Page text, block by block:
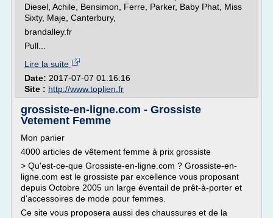
Diesel, Achile, Bensimon, Ferre, Parker, Baby Phat, Miss
Sixty, Maje, Canterbury,
brandalley.fr
Pull...
Lire la suite
Date: 2017-07-07 01:16:16
Site : http://www.toplien.fr
grossiste-en-ligne.com - Grossiste
Vetement Femme
Mon panier
4000 articles de vêtement femme à prix grossiste
> Qu'est-ce-que Grossiste-en-ligne.com ? Grossiste-en-
ligne.com est le grossiste par excellence vous proposant
depuis Octobre 2005 un large éventail de prêt-à-porter et
d'accessoires de mode pour femmes.
Ce site vous proposera aussi des chaussures et de la